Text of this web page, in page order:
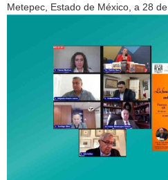
Metepec, Estado de México, a 28